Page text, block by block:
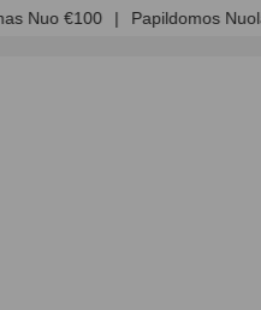
Nuo €100 | Papildomos